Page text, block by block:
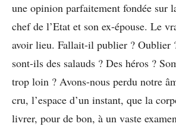
une opinion parfaitement fondée sur
chef de l’Etat et son ex-épouse. Le
avoir lieu. Fallait-il publier ? Oublier
sont-ils des salauds ? Des héros ?
trop loin ? Avons-nous perdu notre
cru, l’espace d’un instant, que la
livrer, pour de bon, à un vaste